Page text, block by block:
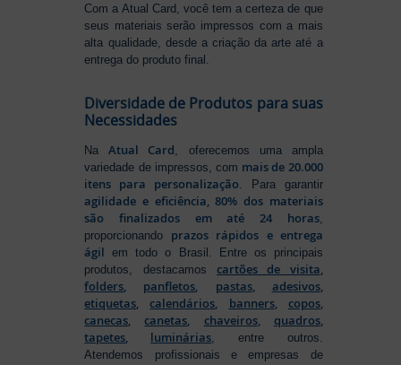
Com a Atual Card, você tem a certeza de que
seus materiais serão impressos com a mais
alta qualidade, desde a criação da arte até a
entrega do produto final.
Diversidade de Produtos para suas
Necessidades
NaAtual Card , oferecemos uma ampla
variedade de impressos, com mais de 20.000
itens para personalização . Para garantir
agilidade e eficiência, 80% dos materiais
são finalizados em até 24 horas,
proporcionando prazos rápidos e entrega
ágil em todo o Brasil. Entre os principais
produtos, destacamos cartões de visita,
folders, panfletos, pastas, adesivos,
etiquetas,calendários, banners, copos,
canecas,canetas, chaveiros, quadros,
tapetes, luminárias , entre outros.
Atendemos profissionais e empresas de